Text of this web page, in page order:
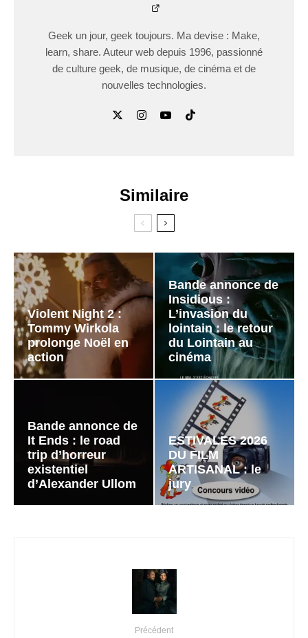
Geek un jour, geek toujours. Ma devise : Make,
learn, share. Auteur web depuis 1996, passionné
de culture geek, de musique, de cinéma et de
nouvelles technologies.
Similaire
Violent Night 2 :
Tommy Wirkola
prolonge Noël en
action
Bande annonce de
Insidious :
L’invasion du
lointain : le retour
du Lointain au
cinéma
Bande annonce de
It Ends : le road
trip d’horreur
existentiel
d’Alexander Ullom
ESTIVALES 2026
DU FILM
ARTISANAL : le
jury
Précédent